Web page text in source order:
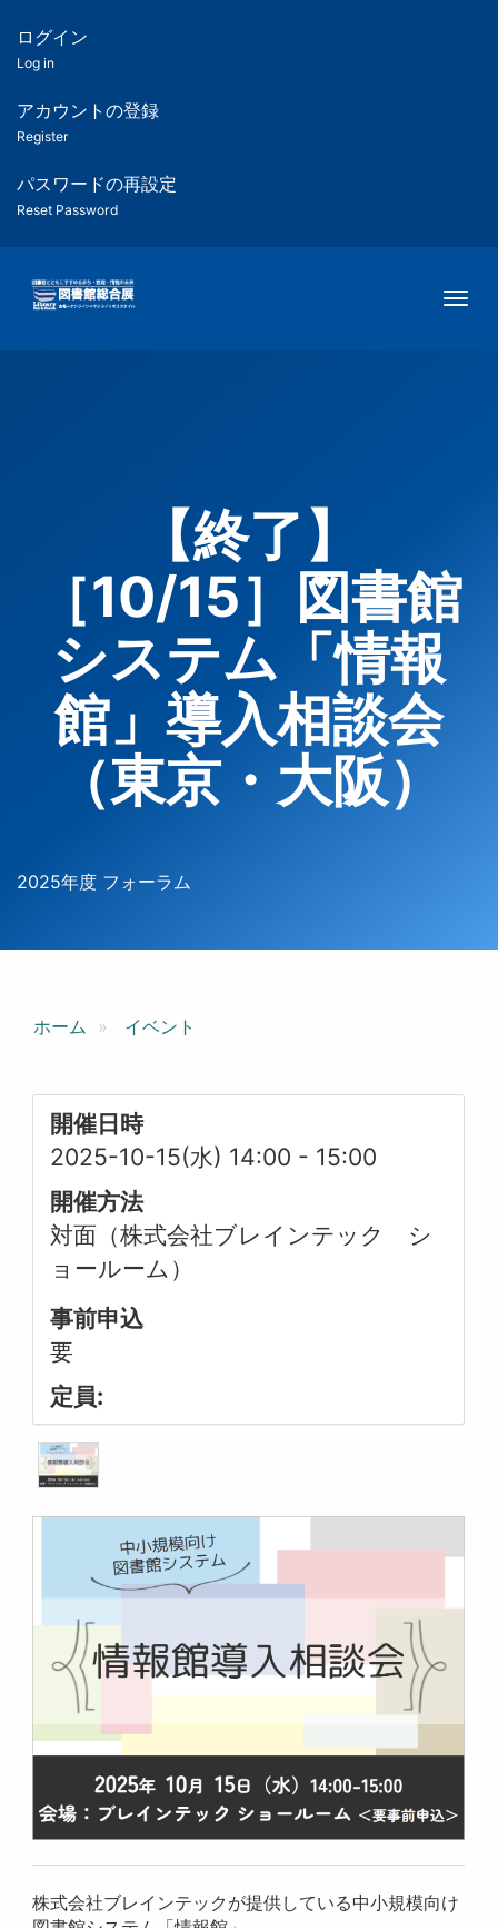
ツ
匿
名
ユ
ー
ー
用
メ
ログイン
Log in
アカウントの登録
Register
パスワードの再設定
Reset Password
【終了】
［10/15］図書館
システム「情報
館」導入相談会
（東京・大阪）
2025年度 フォーラム
ホーム イベント
開催日時
2025-10-15(水) 14:00 - 15:00
開催方法
対面（株式会社ブレインテック シ
ョールーム）
事前申込
要
定員:
株式会社ブレインテックが提供している中小規模向け